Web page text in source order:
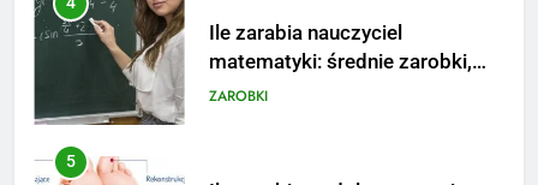
Ile zarabia nauczyciel
matematyki: średnie zarobki,
dodatki i perspektywy
ZAROBKI
5